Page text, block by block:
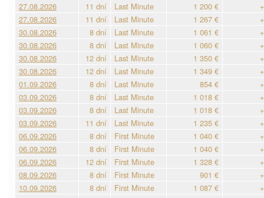
27.08.2026
11 dní Last Minute 1 200 €
27.08.2026
11 dní Last Minute 1 267 €
30.08.2026
8 dní Last Minute 1 061 €
30.08.2026
8 dní Last Minute 1 060 €
30.08.2026
12 dní Last Minute 1 350 €
30.08.2026
12 dní Last Minute 1 349 €
01.09.2026
8 dní Last Minute 854 €
03.09.2026
8 dní Last Minute 1 018 €
03.09.2026
8 dní Last Minute 1 018 €
03.09.2026
11 dní Last Minute 1 235 €
06.09.2026
8 dní First Minute 1 040 €
06.09.2026
8 dní First Minute 1 040 €
06.09.2026
12 dní First Minute 1 328 €
08.09.2026
8 dní First Minute 901 €
10.09.2026
8 dní First Minute 1 087 €